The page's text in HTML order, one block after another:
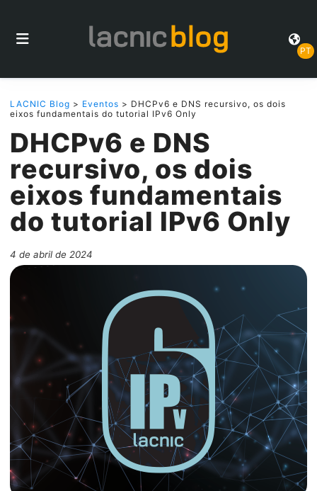
PT
LACNIC Blog > Eventos > DHCPv6 e DNS recursivo, os dois
eixos fundamentais do tutorial IPv6 Only
DHCPv6 e DNS
recursivo, os dois
eixos fundamentais
do tutorial IPv6 Only
4 de abril de 2024